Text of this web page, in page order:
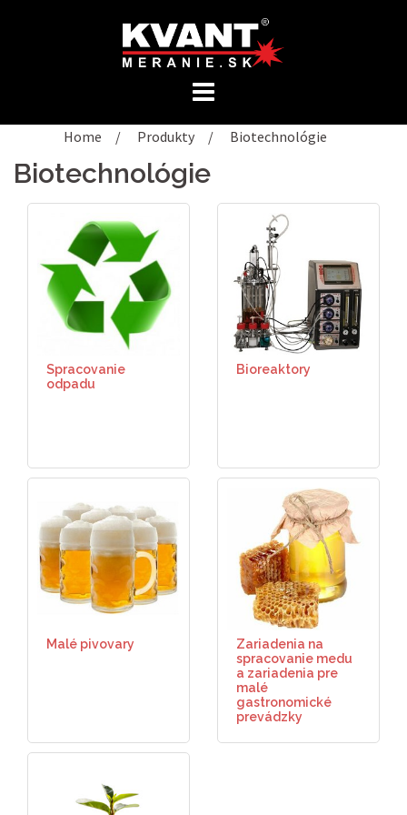
Home / Produkty / Biotechnológie
Biotechnológie
Spracovanie
odpadu
Bioreaktory
Malé pivovary
Zariadenia na
spracovanie medu
a zariadenia pre
malé
gastronomické
prevádzky